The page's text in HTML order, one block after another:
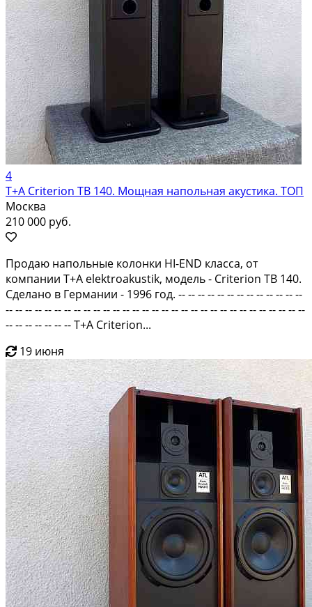
4
T+A Criterion TB 140. Мощная напольная акустика. ТОП
Москва
210 000 руб.
Продаю напольные колонки HI-END класса, от
компании T+A elektroakustik, модель - Criterion TB 140.
Сделано в Германии - 1996 год. -- -- -- -- -- -- -- -- -- -- -- -- --
-- -- -- -- -- -- -- -- -- -- -- -- -- -- -- -- -- -- -- -- -- -- -- -- -- -- -- -- -- -- --
-- -- -- -- -- -- -- T+A Criterion...
19 июня